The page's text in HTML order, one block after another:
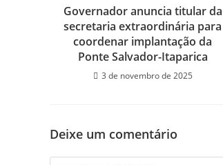
Governador anuncia titular da
secretaria extraordinária para
coordenar implantação da
Ponte Salvador-Itaparica
3 de novembro de 2025
Deixe um comentário